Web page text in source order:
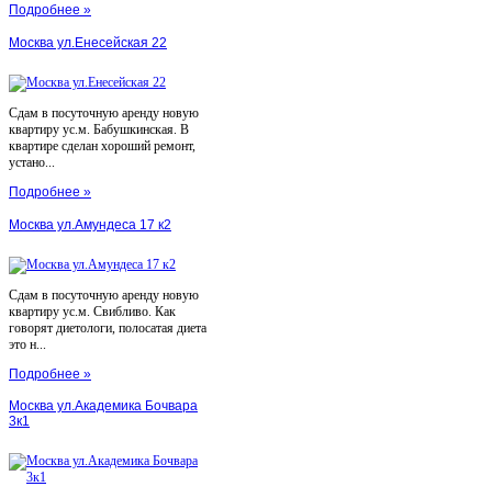
Подробнее »
Москва ул.Енесейская 22
Сдам в посуточную аренду новую
квартиру ус.м. Бабушкинская. В
квартире сделан хороший ремонт,
устано...
Подробнее »
Москва ул.Амундеса 17 к2
Сдам в посуточную аренду новую
квартиру ус.м. Свибливо. Как
говорят диетологи, полосатая диета
это н...
Подробнее »
Москва ул.Академика Бочвара
3к1